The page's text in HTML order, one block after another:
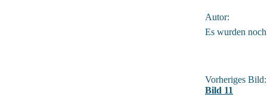
Autor:
Es wurden
Vorheriges Bild:
Bild 11